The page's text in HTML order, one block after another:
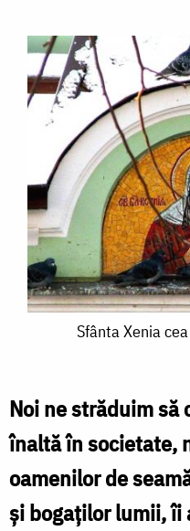
Sfânta
cea
Nebună
pentru
Hristos
Sfânta Xenia
Noi ne străduim să
înaltă în societate,
oamenilor de
și bogaților lumii, îi